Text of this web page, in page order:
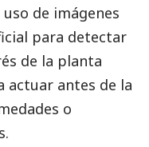
de imágenes
para detectar
de la planta
actuar antes de la
o